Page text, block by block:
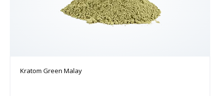
Kratom Green Malay